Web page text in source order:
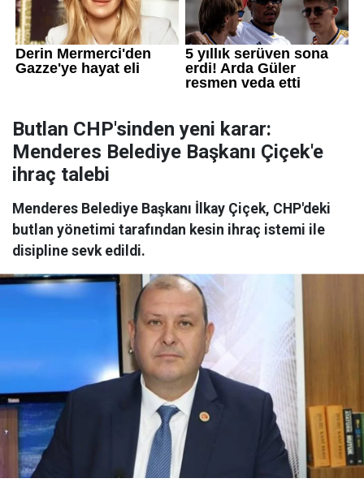
Butlan CHP'sinden yeni karar:
Menderes Belediye Başkanı Çiçek'e
ihraç talebi
Menderes Belediye Başkanı İlkay Çiçek, CHP'deki
butlan yönetimi tarafından kesin ihraç istemi ile
disipline sevk edildi.